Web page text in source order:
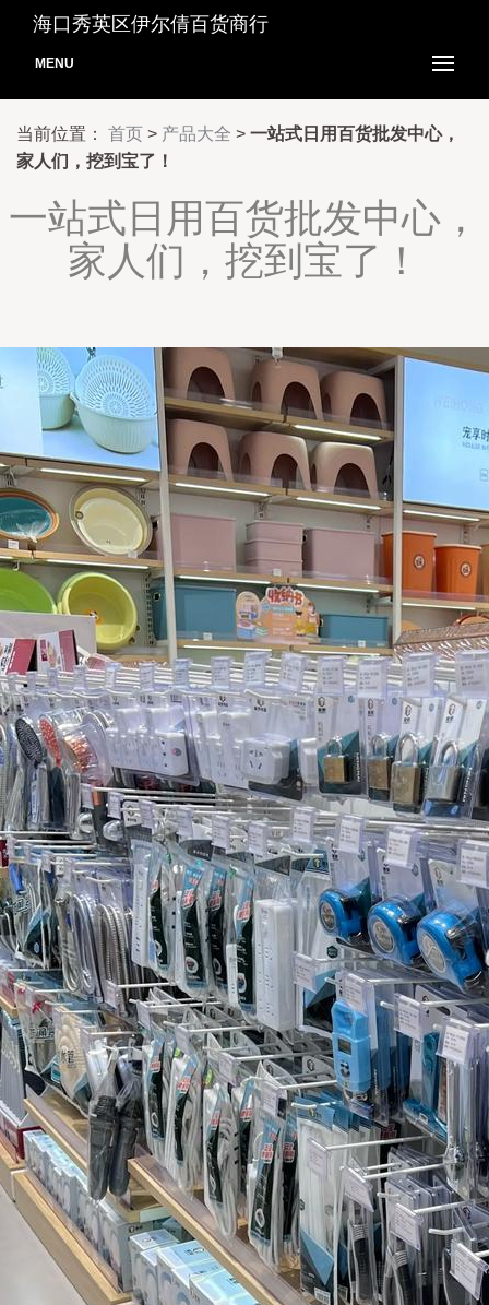
海口秀英区伊尔倩百货商行
MENU
当前位置： 首页 > 产品大全 > 一站式日用百货批发中心，
家人们，挖到宝了！
一站式日用百货批发中心，
家人们，挖到宝了！